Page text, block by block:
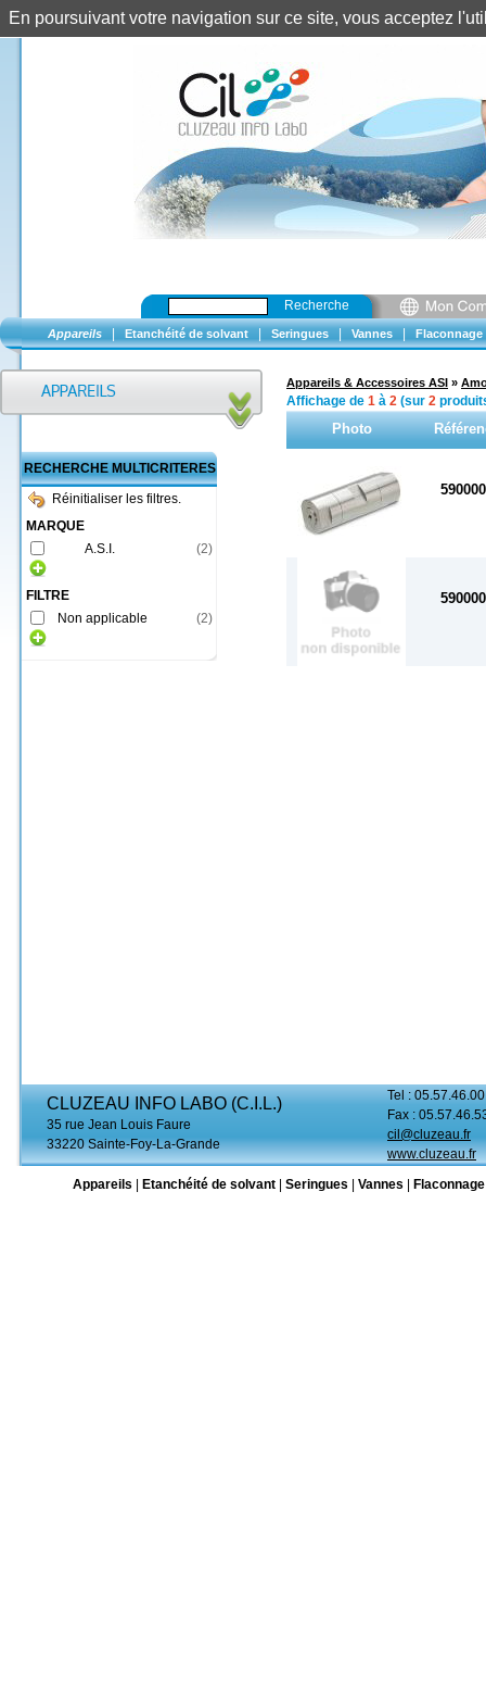
Recherche
Appareils Etanchéité de solvant Seringues Vannes Flaconnage
RECHERCHE MULTICRITERES
Réinitialiser les filtres.
MARQUE
A.S.I.
(2)
FILTRE
Non applicable
(2)
Appareils & Accessoires ASI »
Affichage de 1 à 2 (sur 2
Photo
CLUZEAU INFO LABO (C.I.L.)
35 rue Jean Louis Faure
33220 Sainte-Foy-La-Grande
Tel :
Fax :
cil@cluzeau.fr
www.cluzeau.fr
Appareils
Etanchéité de solvant Seringues Vannes Flaconnage
En poursuivant votre navigation sur ce site, vous acceptez